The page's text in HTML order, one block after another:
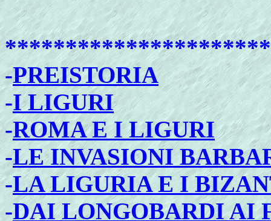
-PREISTORIA
-I LIGURI
-ROMA E I LIGURI
-LE INVASIONI
-LA LIGURIA E I
-DAI LONGOBARDI AI